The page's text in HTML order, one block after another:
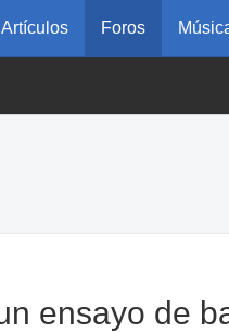
Artículos Foros
ensayo de